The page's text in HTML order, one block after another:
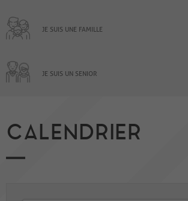
JE SUIS UNE FAMILLE
JE SUIS UN SENIOR
CALENDRIER